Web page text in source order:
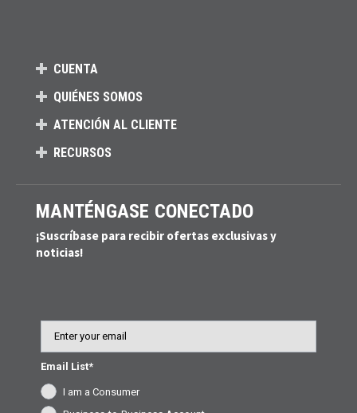
CUENTA
QUIÉNES SOMOS
ATENCIÓN AL CLIENTE
RECURSOS
MANTÉNGASE CONECTADO
¡Suscríbase para recibir ofertas exclusivas y
noticias!
Email List*
I am a Consumer